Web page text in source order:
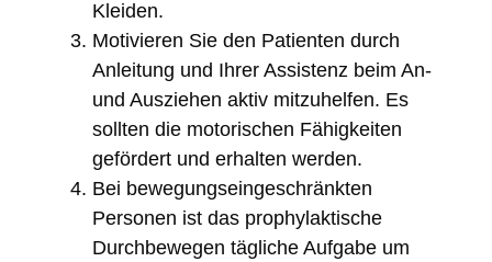
Kleiden.
Motivieren Sie den Patienten durch
Anleitung und Ihrer Assistenz beim An-
und Ausziehen aktiv mitzuhelfen. Es
sollten die motorischen Fähigkeiten
gefördert und erhalten werden.
Bei bewegungseingeschränkten
Personen ist das prophylaktische
Durchbewegen tägliche Aufgabe um